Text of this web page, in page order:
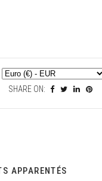
SHARE ON:
APPARENTÉS